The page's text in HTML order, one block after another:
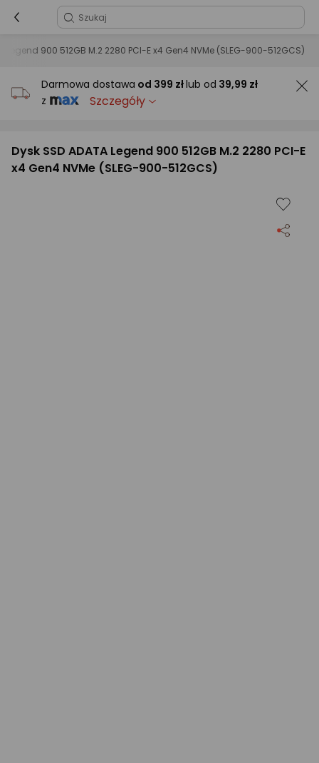
Legend 900 512GB M.2 2280 PCI-E x4 Gen4 NVMe (SLEG-900-512GCS)
Darmowa dostawa od 399 złlub od 39,99 zł
z
Szczegóły
Dysk SSD ADATA Legend 900 512GB M.2 2280 PCI-E
x4 Gen4 NVMe (SLEG-900-512GCS)